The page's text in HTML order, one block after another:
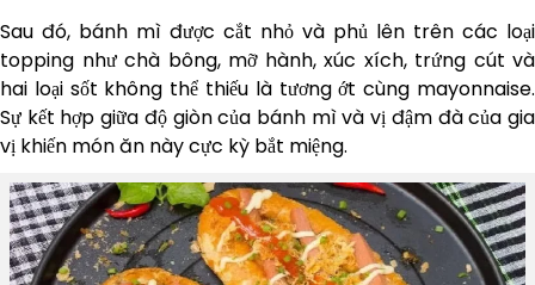
Sau đó, bánh mì được cắt nhỏ và phủ lên trên các loại
topping như chà bông, mỡ hành, xúc xích, trứng cút và
hai loại sốt không thể thiếu là tương ớt cùng mayonnaise.
Sự kết hợp giữa độ giòn của bánh mì và vị đậm đà của gia
vị khiến món ăn này cực kỳ bắt miệng.